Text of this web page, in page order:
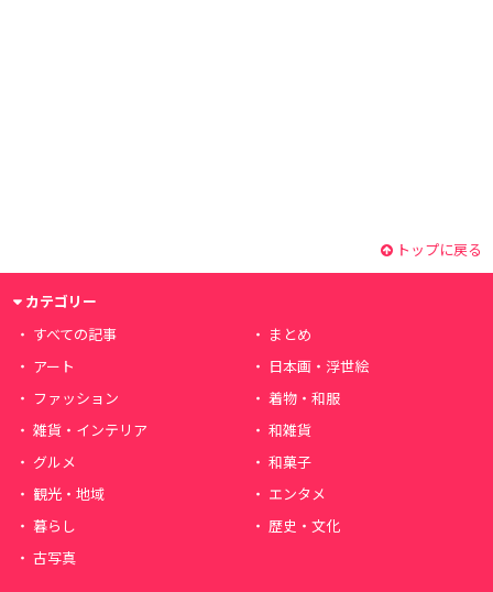
トップに戻る
カテゴリー
すべての記事
まとめ
アート
日本画・浮世絵
ファッション
着物・和服
雑貨・インテリア
和雑貨
グルメ
和菓子
観光・地域
エンタメ
暮らし
歴史・文化
古写真